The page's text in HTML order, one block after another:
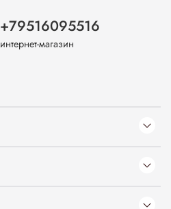
+79516095516
интернет-магазин